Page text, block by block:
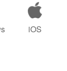
iOS